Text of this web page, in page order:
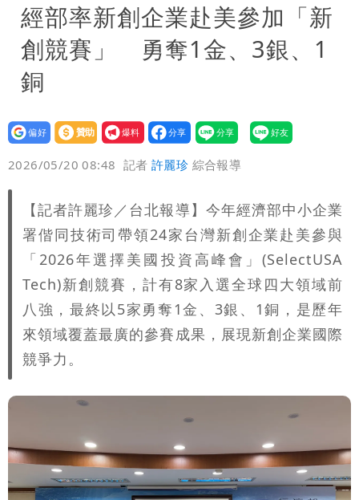
公布收入比拍戲賺更多
「琵鷺」颱風生成！三颱共舞路徑曝光
HAHABABY帽T日文印成「哈哈鄙卑」
經部率新創企業赴美參加「新
創競賽」 勇奪1金、3銀、1
銅
設為
贊助
我要
爆料
2026/05/20 08:48 記者許麗珍 綜合報導
【記者許麗珍／台北報導】今年經濟部中小企業
署偕同技術司帶領24家台灣新創企業赴美參與
「2026年選擇美國投資高峰會」(SelectUSA
Tech)新創競賽，計有8家入選全球四大領域前
八強，最終以5家勇奪1金、3銀、1銅，是歷年
來領域覆蓋最廣的參賽成果，展現新創企業國際
競爭力。